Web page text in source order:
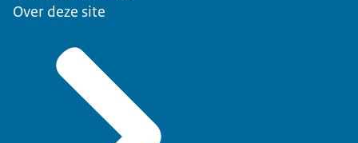
Over deze site